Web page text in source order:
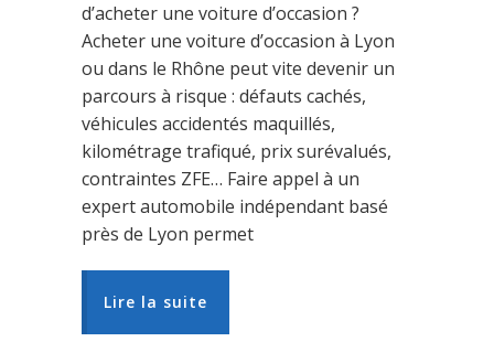
d’acheter une voiture d’occasion ?
Acheter une voiture d’occasion à Lyon
ou dans le Rhône peut vite devenir un
parcours à risque : défauts cachés,
véhicules accidentés maquillés,
kilométrage trafiqué, prix surévalués,
contraintes ZFE… Faire appel à un
expert automobile indépendant basé
près de Lyon permet
Lire la suite